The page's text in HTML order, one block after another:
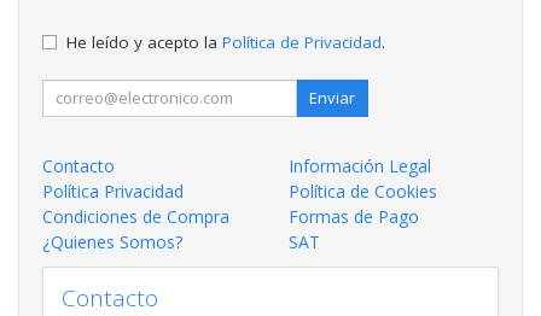
He leído y acepto la Política de Privacidad.
Enviar
Contacto
Información Legal
Política Privacidad
Política de Cookies
Condiciones de Compra
Formas de Pago
¿Quienes Somos?
SAT
Contacto